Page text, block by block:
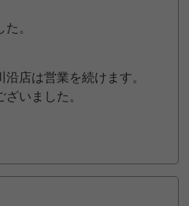
。
店は営業を続けます。
いました。